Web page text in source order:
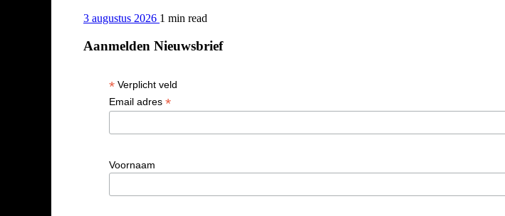
3 augustus 2026 1 min read
Aanmelden Nieuwsbrief
* Verplicht veld
Email adres *
Voornaam